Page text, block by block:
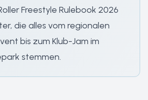
Freestyle Rulebook 2026
die alles vom regionalen
bis zum Klub-Jam im
stemmen.